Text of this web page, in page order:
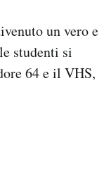
un vero e
studenti si
64 e il VHS,